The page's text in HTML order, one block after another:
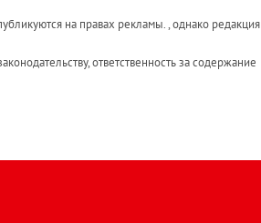
на правах рекламы. , однако редакция
ответственность за содержание